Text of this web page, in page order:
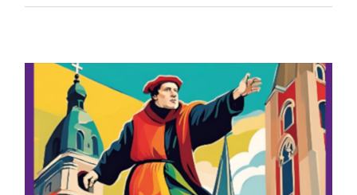
Verkehrsmeldungen
Polizeimeldungen
Themen und Termine
Gewinnspiele